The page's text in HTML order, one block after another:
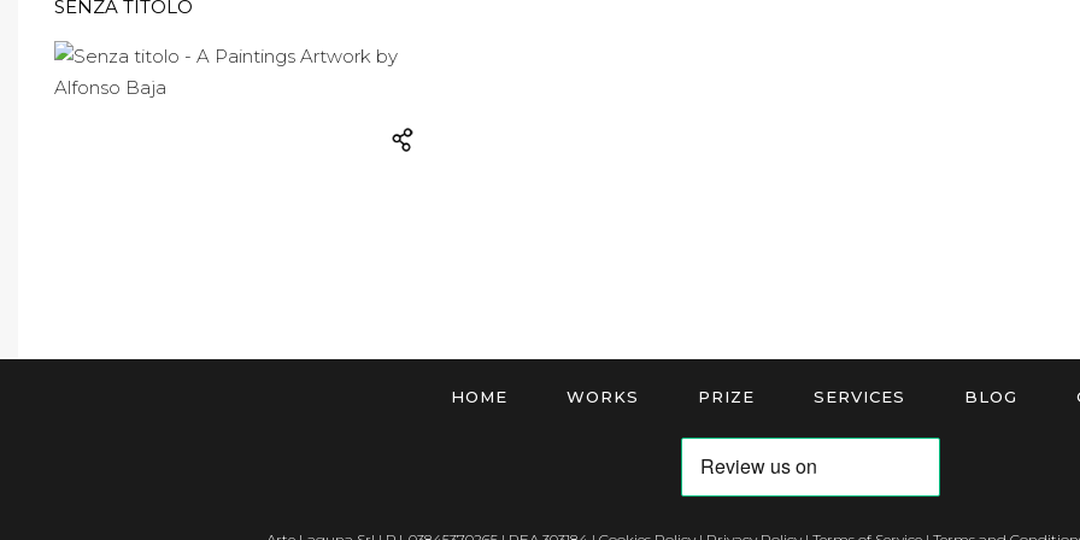
SENZA TITOLO
HOME WORKS PRIZE SERVICES BLOG